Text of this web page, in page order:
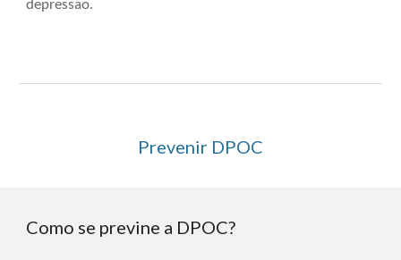
depressão.
Prevenir DPOC
Como se previne a DPOC?